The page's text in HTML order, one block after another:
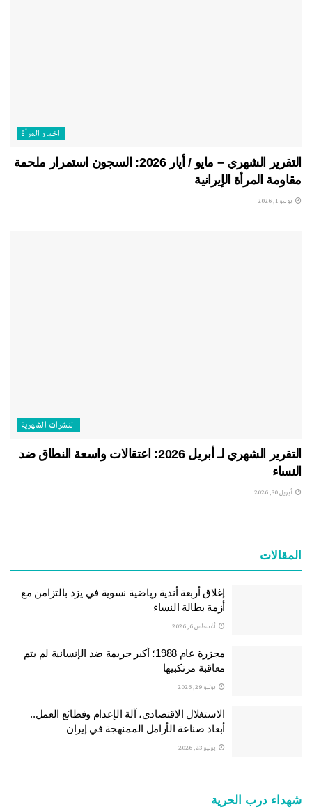
اخبار المرأة
التقرير الشهري – مايو / أيار 2026: السجون استمرار ملحمة
مقاومة المرأة الإيرانية
يونيو 1, 2026
النشرات الشهریة
التقرير الشهري لـ أبريل 2026: اعتقالات واسعة النطاق ضد
النساء
أبريل 30, 2026
المقالات
إغلاق أربعة أندية رياضية نسوية في يزد بالتزامن مع
أزمة بطالة النساء
أغسطس 6, 2026
مجزرة عام 1988؛ أكبر جريمة ضد الإنسانية لم يتم
معاقبة مرتكبيها
يوليو 29, 2026
الاستغلال الاقتصادي، آلة الإعدام وفظائع العمل..
أبعاد صناعة الأرامل الممنهجة في إيران
يوليو 23, 2026
شهداء درب الحرية